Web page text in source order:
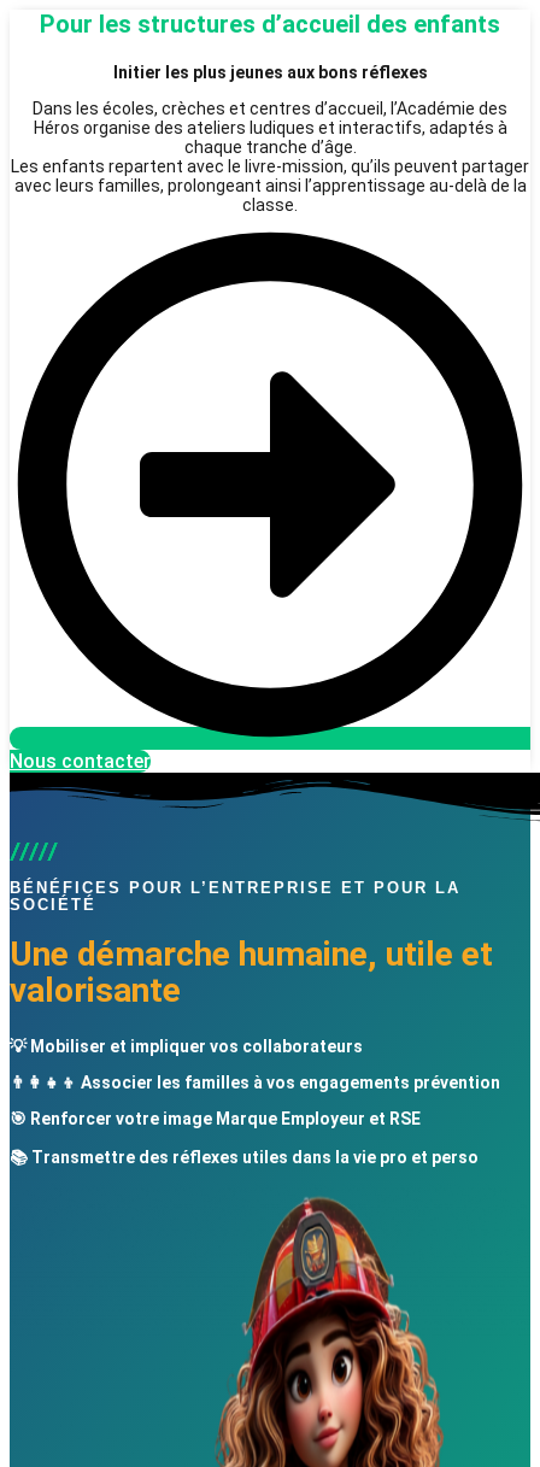
Pour les structures d’accueil des enfants
Initier les plus jeunes aux bons réflexes
Dans les écoles, crèches et centres d’accueil, l’Académie des
Héros organise des ateliers ludiques et interactifs, adaptés à
chaque tranche d’âge.
Les enfants repartent avec le livre-mission, qu’ils peuvent partager
avec leurs familles, prolongeant ainsi l’apprentissage au-delà de la
classe.
Nous contacter
BÉNÉFICES POUR L’ENTREPRISE ET POUR LA
SOCIÉTÉ
Une démarche humaine, utile et
valorisante
💡 Mobiliser et impliquer vos collaborateurs
👨‍👩‍👧‍👦 Associer les familles à vos engagements prévention
🎯 Renforcer votre image Marque Employeur et RSE
📚 Transmettre des réflexes utiles dans la vie pro et perso